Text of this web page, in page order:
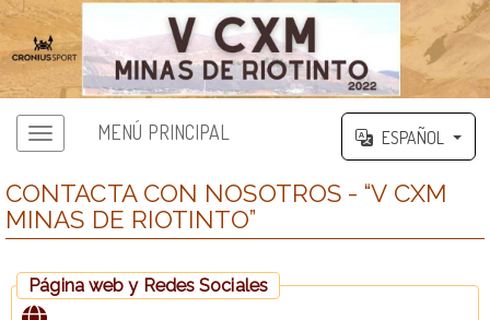
MENÚ PRINCIPAL ESPAÑOL
CONTACTA CON NOSOTROS - “V CXM
MINAS DE RIOTINTO”
Página web y Redes Sociales